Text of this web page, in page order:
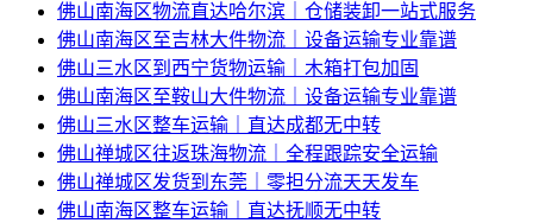
佛山南海区物流直达哈尔滨｜仓储装卸一站式服务
佛山南海区至吉林大件物流｜设备运输专业靠谱
佛山三水区到西宁货物运输｜木箱打包加固
佛山南海区至鞍山大件物流｜设备运输专业靠谱
佛山三水区整车运输｜直达成都无中转
佛山禅城区往返珠海物流｜全程跟踪安全运输
佛山禅城区发货到东莞｜零担分流天天发车
佛山南海区整车运输｜直达抚顺无中转